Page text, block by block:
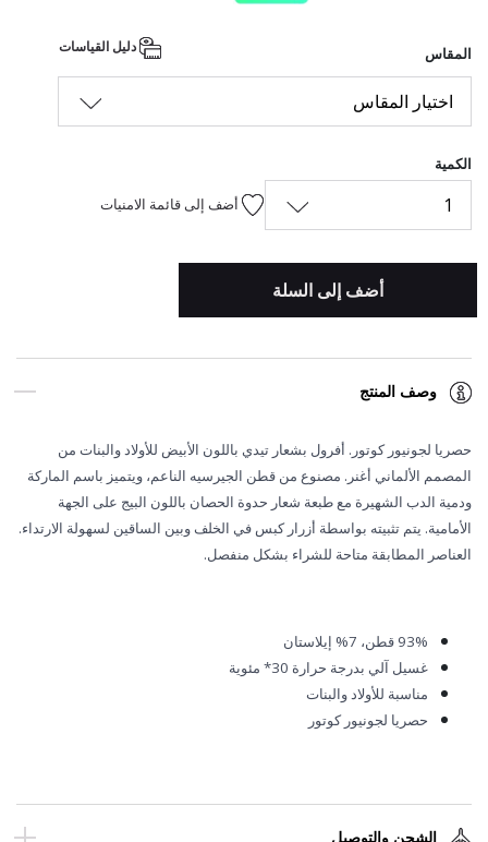
المقاس
اختيار المقاس
الكمية
1 أضف إلى قائمة الامنيات
أضف إلى السلة
وصف المنتج
حصريا لجونيور كوتور. أفرول بشعار تيدي باللون الأبيض للأولاد والبنات من
المصمم الألماني أغنر. مصنوع من قطن الجيرسيه الناعم، ويتميز باسم الماركة
ودمية الدب الشهيرة مع طبعة شعار حدوة الحصان باللون البيج على الجهة
الأمامية. يتم تثبيته بواسطة أزرار كبس في الخلف وبين الساقين لسهولة الارتداء.
العناصر المطابقة متاحة للشراء بشكل منفصل.
93% قطن، 7% إيلاستان
غسيل آلي بدرجة حرارة 30* مئوية
مناسبة للأولاد والبنات
حصريا لجونيور كوتور
الشحن والتوصيل